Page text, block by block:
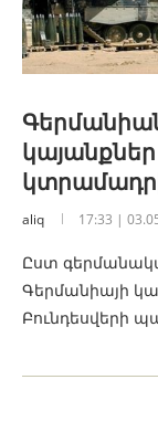
կայանքներ
aliq 17:33 |
Ըստ
Գերմանիայի
Բունդեսվերի